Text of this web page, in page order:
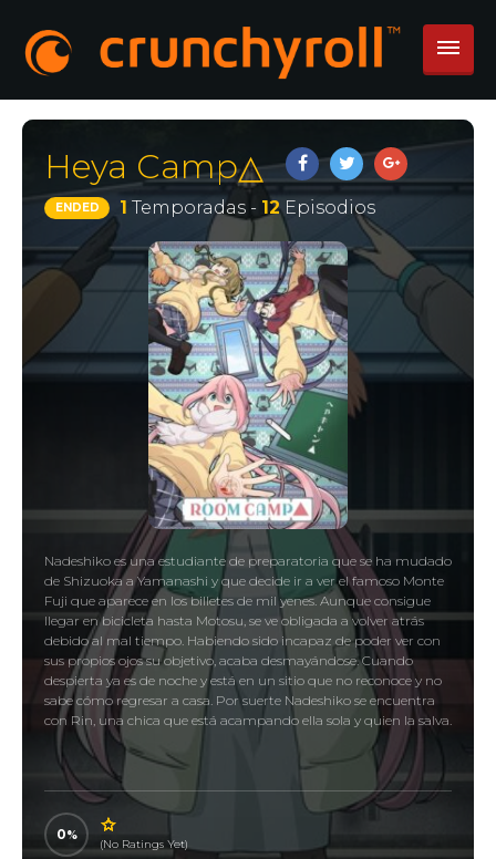
Heya Camp△
ENDED 1 Temporadas - 12Episodios
Nadeshiko es una estudiante de preparatoria que se ha mudado
de Shizuoka a Yamanashi y que decide ir a ver el famoso Monte
Fuji que aparece en los billetes de mil yenes. Aunque consigue
llegar en bicicleta hasta Motosu, se ve obligada a volver atrás
debido al mal tiempo. Habiendo sido incapaz de poder ver con
sus propios ojos su objetivo, acaba desmayándose. Cuando
despierta ya es de noche y está en un sitio que no reconoce y no
sabe cómo regresar a casa. Por suerte Nadeshiko se encuentra
con Rin, una chica que está acampando ella sola y quien la salva.
0
(No Ratings Yet)